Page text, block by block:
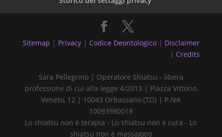
Sitemap | Privacy | Codice Deontologico | Disclaimer
| Credits
Sara Pellegrino | Operatore Shiatsu - libera
professione di cui alla legge 4/2013 | Piazza Vittorio
Veneto, 12 | 10043 Orbassano (TO) | P.IVA
10093980018
Lo shiatsu non è terapia - Lo shiatsu non è cura - Lo
shiatsu non è massaggio